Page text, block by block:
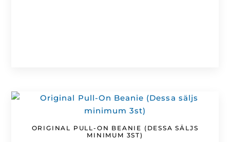
ORIGINAL PULL-ON BEANIE (DESSA SÄLJS
MINIMUM 3ST)